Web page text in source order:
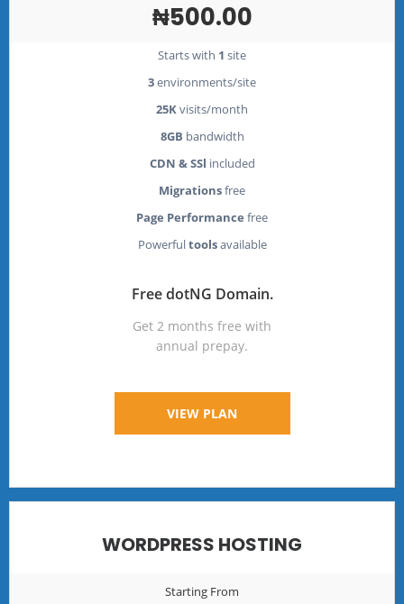
₦500.00
Starts with 1 site
3environments/site
25Kvisits/month
8GB bandwidth
CDN & SSl included
Migrationsfree
Page Performance free
Powerfultoolsavailable
Free dotNG Domain.
Get 2 months free with
annual prepay.
VIEW PLAN
WORDPRESS HOSTING
Starting From